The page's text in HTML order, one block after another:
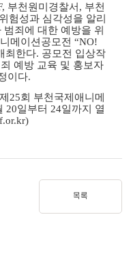
부천원미경찰서 , 부천
험성과 심각성을 알리
범죄에 대한 예방을 위
메이션공모전 “NO!
최한다. 공모전 입상작
예방 교육 및 홍보자
이다.
제 25회 부천국제애니메
20일부터 24일까지 열
목록